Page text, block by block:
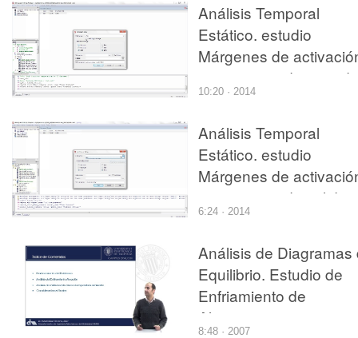
Análisis Temporal
Estático. estudio
Márgenes de
con puertos de entrada
10:20 · 2014
Análisis Temporal
Estático. estudio
Márgenes de
con puertos de salida
6:24 · 2014
Análisis de Diagramas
Equilibrio. Estudio de
Enfriamiento de
Aleaciones
8:48 · 2007